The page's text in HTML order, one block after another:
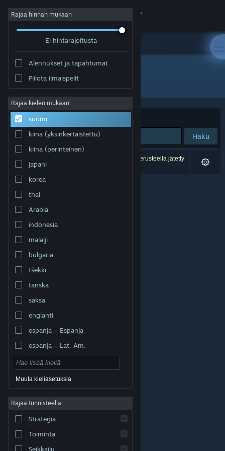
Kirjaudu sisään
Tietoa
Tuki
Vaihda kieli
Hanki Steam-mobiilisovellus
Näytä työpöytäsivusto
© Valve Corporation. Kaikki oikeudet pidätetään. Kaikki
Yhdysvalloissa ja kaikkialla maailmassa.
Helppokäyttötoiminnot
Hyvitykset|Evästeet
Rajaa hinnan mukaan
Ei hintarajoitusta
Alennukset ja tapahtumat
Piilota ilmaispelit
Rajaa kielen mukaan
suomi
kiina (yksinkertaistettu)
kiina (perinteinen)
japani
korea
thai
Arabia
indonesia
malaiji
bulgaria
tšekki
tanska
saksa
englanti
espanja – Espanja
espanja – Lat. Am.
Muuta kieliasetuksia
Rajaa tunnisteella
Strategia
Toiminta
Seikkailu
Kehittäjä: VictoryXR
Järjestelyperuste
Haku
0 tulosta vastaa hakuasi. 7 peliä on asetustesi perusteella jätetty
pois.